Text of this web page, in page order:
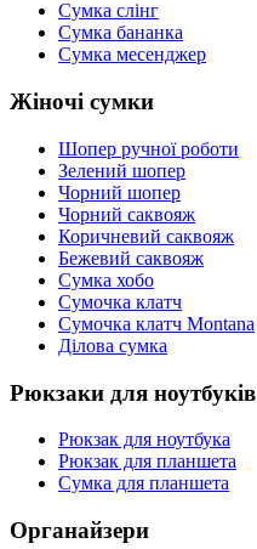
Сумка слінг
Сумка бананка
Сумка месенджер
Жіночі сумки
Шопер ручної роботи
Зелений шопер
Чорний шопер
Чорний саквояж
Коричневий саквояж
Бежевий саквояж
Cумка хобо
Сумочка клатч
Сумочка клатч Montana
Ділова сумка
Рюкзаки для ноутбуків
Рюкзак для ноутбука
Рюкзак для планшета
Сумка для планшета
Органайзери